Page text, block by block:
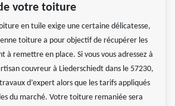
votre toiture
en tuile exige une certaine délicatesse,
toiture a pour objectif de récupérer les
à remettre en place. Si vous vous adressez à
couvreur à Liederschiedt dans le 57230,
d’expert alors que les tarifs appliqués
du marché. Votre toiture remaniée sera